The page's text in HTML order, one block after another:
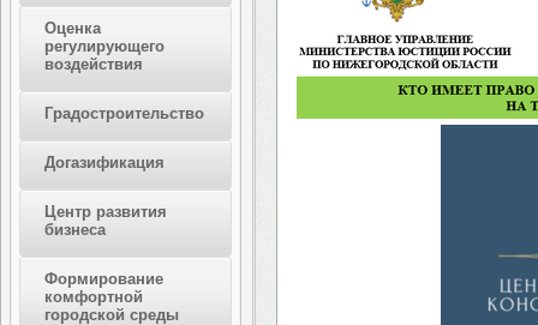
Оценка
регулирующего
воздействия
Градостроительство
Догазификация
Центр развития
бизнеса
Формирование
комфортной
городской среды